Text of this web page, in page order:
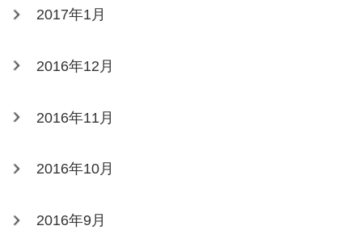
2017年1月
2016年12月
2016年11月
2016年10月
2016年9月